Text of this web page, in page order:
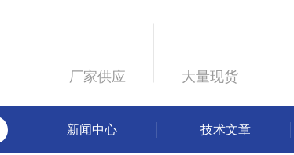
厂家供应 大量现货
新闻中心 技术文章